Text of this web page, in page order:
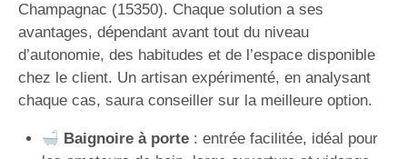
Champagnac (15350). Chaque solution a ses
avantages, dépendant avant tout du niveau
d’autonomie, des habitudes et de l’espace disponible
chez le client. Un artisan expérimenté, en analysant
chaque cas, saura conseiller sur la meilleure option.
Baignoire à porte: entrée facilitée, idéal pour